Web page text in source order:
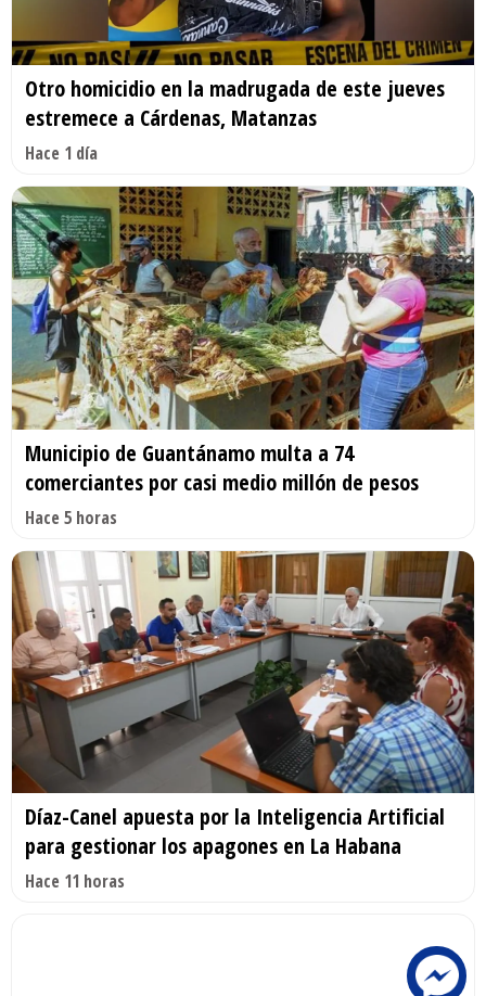
Otro homicidio en la madrugada de este jueves
estremece a Cárdenas, Matanzas
Hace 1 día
Municipio de Guantánamo multa a 74
comerciantes por casi medio millón de pesos
Hace 5 horas
Díaz-Canel apuesta por la Inteligencia Artificial
para gestionar los apagones en La Habana
Hace 11 horas